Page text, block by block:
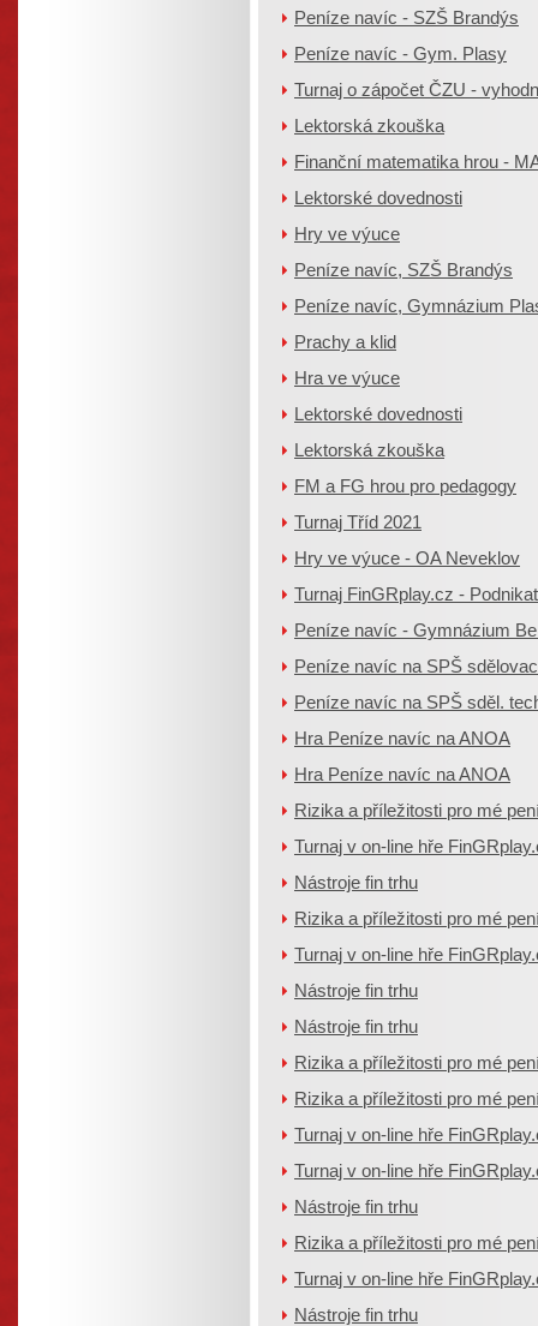
Peníze navíc - SZŠ Brandýs
Peníze navíc - Gym. Plasy
Turnaj o zápočet ČZU -
Lektorská zkouška
Finanční matematika hrou -
Lektorské dovednosti
Hry ve výuce
Peníze navíc, SZŠ Brandýs
Peníze navíc, Gymnázium
Prachy a klid
Hra ve výuce
Lektorské dovednosti
Lektorská zkouška
FM a FG hrou pro pedagogy
Turnaj Tříd 2021
Hry ve výuce - OA Neveklov
Turnaj FinGRplay.cz -
Peníze navíc - Gymnázium
Peníze navíc na SPŠ
Peníze navíc na SPŠ sděl.
Hra Peníze navíc na ANOA
Hra Peníze navíc na ANOA
Rizika a příležitosti pro mé
Turnaj v on-line hře
Nástroje fin trhu
Rizika a příležitosti pro mé
Turnaj v on-line hře
Nástroje fin trhu
Nástroje fin trhu
Rizika a příležitosti pro mé
Rizika a příležitosti pro mé
Turnaj v on-line hře
Turnaj v on-line hře
Nástroje fin trhu
Rizika a příležitosti pro mé
Turnaj v on-line hře
Nástroje fin trhu